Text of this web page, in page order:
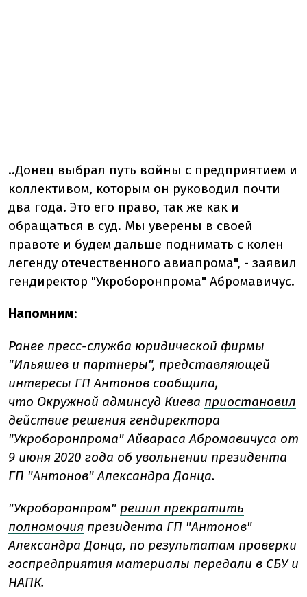
..Донец выбрал путь войны с предприятием и
коллективом, которым он руководил почти
два года. Это его право, так же как и
обращаться в суд. Мы уверены в своей
правоте и будем дальше поднимать с колен
легенду отечественного авиапрома", - заявил
гендиректор "Укроборонпрома" Абромавичус.
Напомним:
Ранее пресс-служба юридической фирмы
"Ильяшев и партнеры", представляющей
интересы ГП Антонов сообщила,
что Окружной админсуд Киева приостановил
действие решения гендиректора
"Укроборонпрома" Айвараса Абромавичуса от
9 июня 2020 года об увольнении президента
ГП "Антонов" Александра Донца.
"Укроборонпром" решил прекратить
полномочия президента ГП "Антонов"
Александра Донца, по результатам проверки
госпредприятия материалы передали в СБУ и
НАПК.